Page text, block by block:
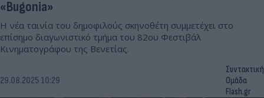
«Bugonia»
Η νέα ταινία του δημοφιλούς σκηνοθέτη συμμετέχει στο
επίσημο διαγωνιστικό τμήμα του 82ου Φεστιβάλ
Κινηματογράφου της Βενετίας.
29.08.2025 10:29
Συντακτική
Ομάδα
Flash.gr